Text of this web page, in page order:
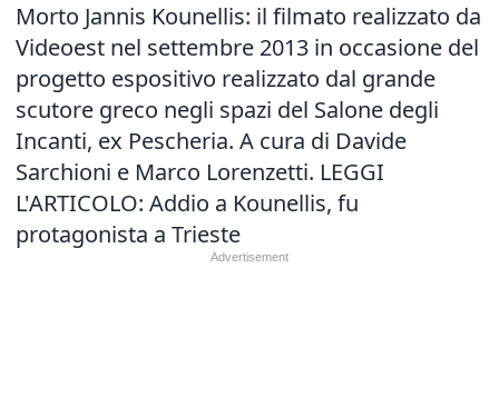
Morto Jannis Kounellis: il filmato realizzato da
Videoest nel settembre 2013 in occasione del
progetto espositivo realizzato dal grande
scutore greco negli spazi del Salone degli
Incanti, ex Pescheria. A cura di Davide
Sarchioni e Marco Lorenzetti. LEGGI
L'ARTICOLO: Addio a Kounellis, fu
protagonista a Trieste